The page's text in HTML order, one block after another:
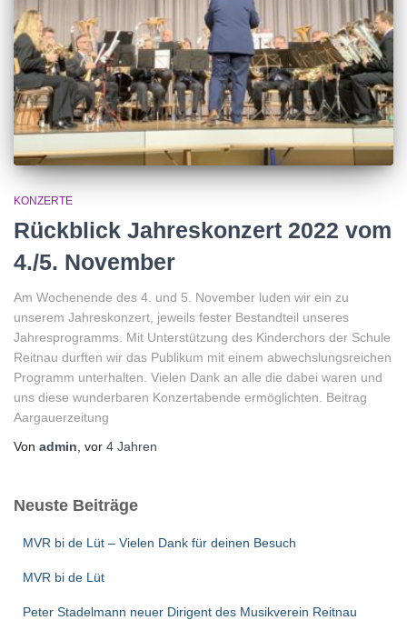
KONZERTE
Rückblick Jahreskonzert 2022 vom
4./5. November
Am Wochenende des 4. und 5. November luden wir ein zu
unserem Jahreskonzert, jeweils fester Bestandteil unseres
Jahresprogramms. Mit Unterstützung des Kinderchors der Schule
Reitnau durften wir das Publikum mit einem abwechslungsreichen
Programm unterhalten. Vielen Dank an alle die dabei waren und
uns diese wunderbaren Konzertabende ermöglichten. Beitrag
Aargauerzeitung
Von admin , vor 4 Jahren
Neuste Beiträge
MVR bi de Lüt – Vielen Dank für deinen Besuch
MVR bi de Lüt
Peter Stadelmann neuer Dirigent des Musikverein Reitnau